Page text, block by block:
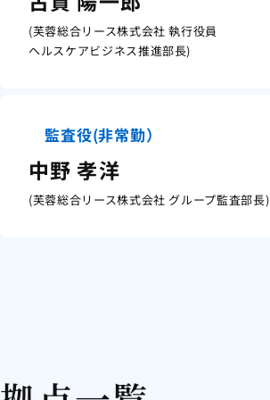
(芙蓉総合リース株式会社 執行役員
ヘルスケアビジネス推進部長)
監査役(非常勤）
中野 孝洋
(芙蓉総合リース株式会社 グループ監査部長)